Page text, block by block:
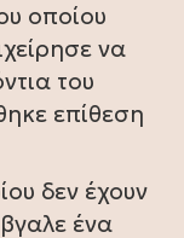
οποίου
να
του
επίθεση
δεν έχουν
ένα